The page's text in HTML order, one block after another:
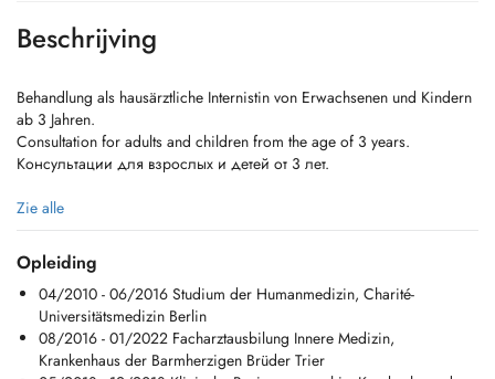
Beschrijving
Behandlung als hausärztliche Internistin von Erwachsenen und Kindern
ab 3 Jahren.
Consultation for adults and children from the age of 3 years.
Консультации для взрослых и детей от 3 лет.
- Echographie / Ultraschall (Bauch, Schilddrüse, Carotis-Doppler)
- Diabetes: Screening, Erstdiagnose und Therapie (nur Erwachsene,
Typ II)
- Adipositas (Übergewicht): Beratung und Therapie
- Akute Sprechstunde (Infekte, Bauchschmerzen, etc.)
- Gesamt-Check-up 40/50/60 (Risikofaktoren prüfen, Blutanalysen,
Impfungen)
- Kontrollen des Cholesterol-Spiegels und Reduktion der
Zie alle
Opleiding
04/2010 - 06/2016 Studium der Humanmedizin, Charité-
Universitätsmedizin Berlin
08/2016 - 01/2022 Facharztausbilung Innere Medizin,
Krankenhaus der Barmherzigen Brüder Trier